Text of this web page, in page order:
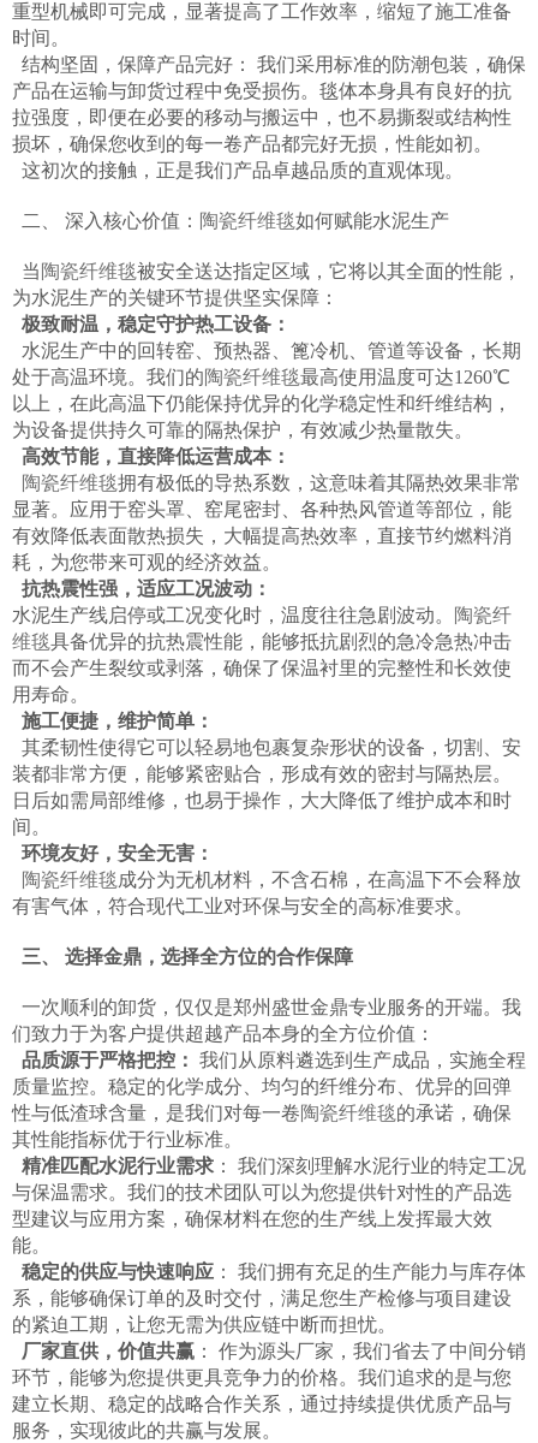
重型机械即可完成，显著提高了工作效率，缩短了施工准备
时间。
结构坚固，保障产品完好： 我们采用标准的防潮包装，确保
产品在运输与卸货过程中免受损伤。毯体本身具有良好的抗
拉强度，即便在必要的移动与搬运中，也不易撕裂或结构性
损坏，确保您收到的每一卷产品都完好无损，性能如初。
这初次的接触，正是我们产品卓越品质的直观体现。
二、 深入核心价值： 陶瓷纤维毯如何赋能水泥生产
当 陶瓷纤维毯被安全送达指定区域，它将以其全面的性能，
为水泥生产的关键环节提供坚实保障：
极致耐温，稳定守护热工设备：
水泥生产中的回转窑、预热器、篦冷机、管道等设备，长期
处于高温环境。我们的陶瓷纤维毯最高使用温度可达1260℃
以上，在此高温下仍能保持优异的化学稳定性和纤维结构，
为设备提供持久可靠的隔热保护，有效减少热量散失。
高效节能，直接降低运营成本：
陶瓷纤维毯拥有极低的导热系数，这意味着其隔热效果非常
显著。应用于窑头罩、窑尾密封、各种热风管道等部位，能
有效降低表面散热损失，大幅提高热效率，直接节约燃料消
耗，为您带来可观的经济效益。
抗热震性强，适应工况波动：
水泥生产线启停或工况变化时，温度往往急剧波动。
陶瓷纤
维毯具备优异的抗热震性能，能够抵抗剧烈的急冷急热冲击
而不会产生裂纹或剥落，确保了保温衬里的完整性和长效使
用寿命。
施工便捷，维护简单：
其柔韧性使得它可以轻易地包裹复杂形状的设备，切割、安
装都非常方便，能够紧密贴合，形成有效的密封与隔热层。
日后如需局部维修，也易于操作，大大降低了维护成本和时
间。
环境友好，安全无害：
陶瓷纤维毯 成分为无机材料，不含石棉，在高温下不会释放
有害气体，符合现代工业对环保与安全的高标准要求。
三、 选择金鼎，选择全方位的合作保障
一次顺利的卸货，仅仅是郑州盛世金鼎专业服务的开端。我
们致力于为客户提供超越产品本身的全方位价值：
品质源于严格把控： 我们从原料遴选到生产成品，实施全程
质量监控。稳定的化学成分、均匀的纤维分布、优异的回弹
性与低渣球含量，是我们对每一卷陶瓷纤维毯的承诺，确保
其性能指标优于行业标准。
精准匹配水泥行业需求 ： 我们深刻理解水泥行业的特定工况
与保温需求。我们的技术团队可以为您提供针对性的产品选
型建议与应用方案，确保材料在您的生产线上发挥最大效
能。
稳定的供应与快速响应 ： 我们拥有充足的生产能力与库存体
系，能够确保订单的及时交付，满足您生产检修与项目建设
的紧迫工期，让您无需为供应链中断而担忧。
厂家直供，价值共赢 ： 作为源头厂家，我们省去了中间分销
环节，能够为您提供更具竞争力的价格。我们追求的是与您
建立长期、稳定的战略合作关系，通过持续提供优质产品与
服务，实现彼此的共赢与发展。